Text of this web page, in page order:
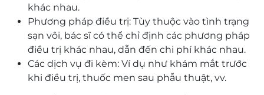
khác nhau.
Phương pháp điều trị: Tùy thuộc vào tình trạng
sạn vôi, bác sĩ có thể chỉ định các phương pháp
điều trị khác nhau, dẫn đến chi phí khác nhau.
Các dịch vụ đi kèm: Ví dụ như khám mắt trước
khi điều trị, thuốc men sau phẫu thuật, vv.